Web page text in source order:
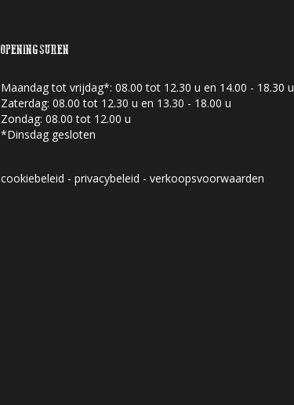
OPENINGSUREN
Maandag tot vrijdag*: 08.00 tot 12.30 u en 14.00 - 18.30 u
Zaterdag: 08.00 tot 12.30 u en 13.30 - 18.00 u
Zondag: 08.00 tot 12.00 u
*Dinsdag gesloten
cookiebeleid - privacybeleid - verkoopsvoorwaarden